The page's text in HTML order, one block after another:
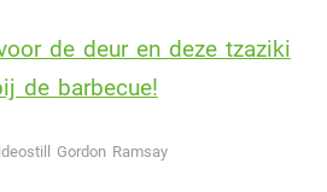
de deur en deze tzaziki
de barbecue!
Gordon Ramsay